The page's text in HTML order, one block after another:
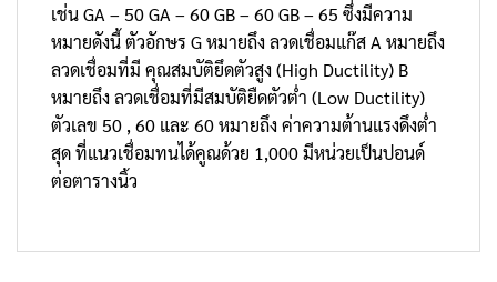
เช่น GA – 50 GA – 60 GB – 60 GB – 65 ซึ่งมีความ
หมายดังนี้ ตัวอักษร G หมายถึง ลวดเชื่อมแก๊ส A หมายถึง
ลวดเชื่อมที่มี คุณสมบัติยึดตัวสูง (High Ductility) B
หมายถึง ลวดเชื่อมที่มีสมบัติยืดตัวต่ำ (Low Ductility)
ตัวเลข 50 , 60 และ 60 หมายถึง ค่าความต้านแรงดึงต่ำ
สุด ที่แนวเชื่อมทนได้คูณด้วย 1,000 มีหน่วยเป็นปอนด์
ต่อตารางนิ้ว